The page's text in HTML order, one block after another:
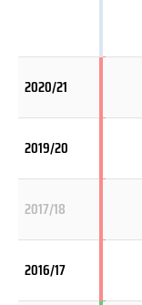
2020/21
2019/20
2017/18
2016/17